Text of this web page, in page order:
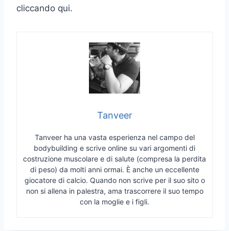
cliccando qui.
Tanveer
Tanveer ha una vasta esperienza nel campo del
bodybuilding e scrive online su vari argomenti di
costruzione muscolare e di salute (compresa la perdita
di peso) da molti anni ormai. È anche un eccellente
giocatore di calcio. Quando non scrive per il suo sito o
non si allena in palestra, ama trascorrere il suo tempo
con la moglie e i figli.